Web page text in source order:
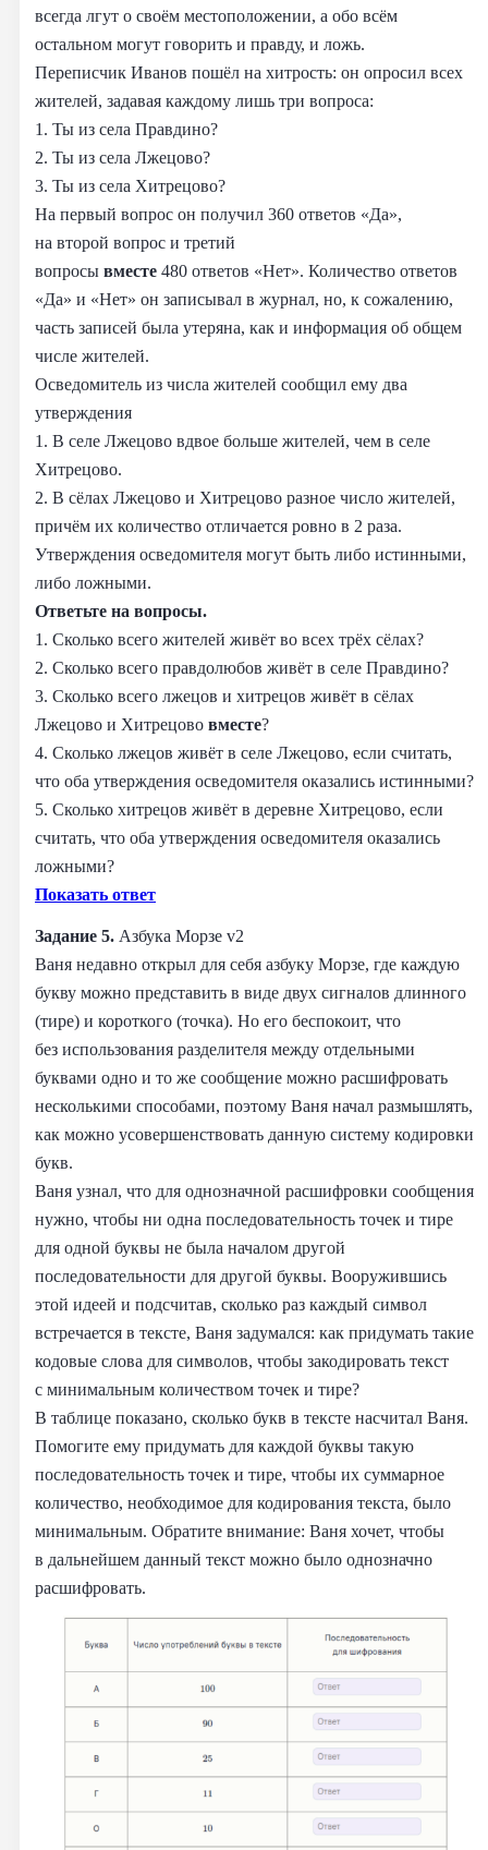
всегда лгут о своём местоположении, а обо всём
остальном могут говорить и правду, и ложь.
Переписчик Иванов пошёл на хитрость: он опросил всех
жителей, задавая каждому лишь три вопроса:
1. Ты из села Правдино?
2. Ты из села Лжецово?
3. Ты из села Хитрецово?
На первый вопрос он получил 360 ответов «Да»,
на второй вопрос и третий
вопросы вместе 480 ответов «Нет». Количество ответов
«Да» и «Нет» он записывал в журнал, но, к сожалению,
часть записей была утеряна, как и информация об общем
числе жителей.
Осведомитель из числа жителей сообщил ему два
утверждения
1. В селе Лжецово вдвое больше жителей, чем в селе
Хитрецово.
2. В сёлах Лжецово и Хитрецово разное число жителей,
причём их количество отличается ровно в 2 раза.
Утверждения осведомителя могут быть либо истинными,
либо ложными.
Ответьте на вопросы.
1. Сколько всего жителей живёт во всех трёх сёлах?
2. Сколько всего правдолюбов живёт в селе Правдино?
3. Сколько всего лжецов и хитрецов живёт в сёлах
Лжецово и Хитрецово вместе?
4. Сколько лжецов живёт в селе Лжецово, если считать,
что оба утверждения осведомителя оказались истинными?
5. Сколько хитрецов живёт в деревне Хитрецово, если
считать, что оба утверждения осведомителя оказались
ложными?
Показать ответ
Задание 5. Азбука Морзе v2
Ваня недавно открыл для себя азбуку Морзе, где каждую
букву можно представить в виде двух сигналов длинного
(тире) и короткого (точка). Но его беспокоит, что
без использования разделителя между отдельными
буквами одно и то же сообщение можно расшифровать
несколькими способами, поэтому Ваня начал размышлять,
как можно усовершенствовать данную систему кодировки
букв.
Ваня узнал, что для однозначной расшифровки сообщения
нужно, чтобы ни одна последовательность точек и тире
для одной буквы не была началом другой
последовательности для другой буквы. Вооружившись
этой идеей и подсчитав, сколько раз каждый символ
встречается в тексте, Ваня задумался: как придумать такие
кодовые слова для символов, чтобы закодировать текст
с минимальным количеством точек и тире?
В таблице показано, сколько букв в тексте насчитал Ваня.
Помогите ему придумать для каждой буквы такую
последовательность точек и тире, чтобы их суммарное
количество, необходимое для кодирования текста, было
минимальным. Обратите внимание: Ваня хочет, чтобы
в дальнейшем данный текст можно было однозначно
расшифровать.